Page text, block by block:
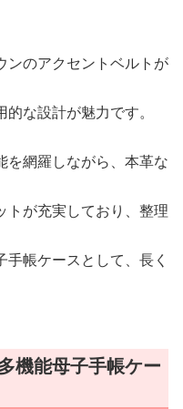
ンのアクセントベルトが
な設計が魅力です。
を網羅しながら、本革な
トが充実しており、整理
帳ケースとして、長く
機能母子手帳ケー